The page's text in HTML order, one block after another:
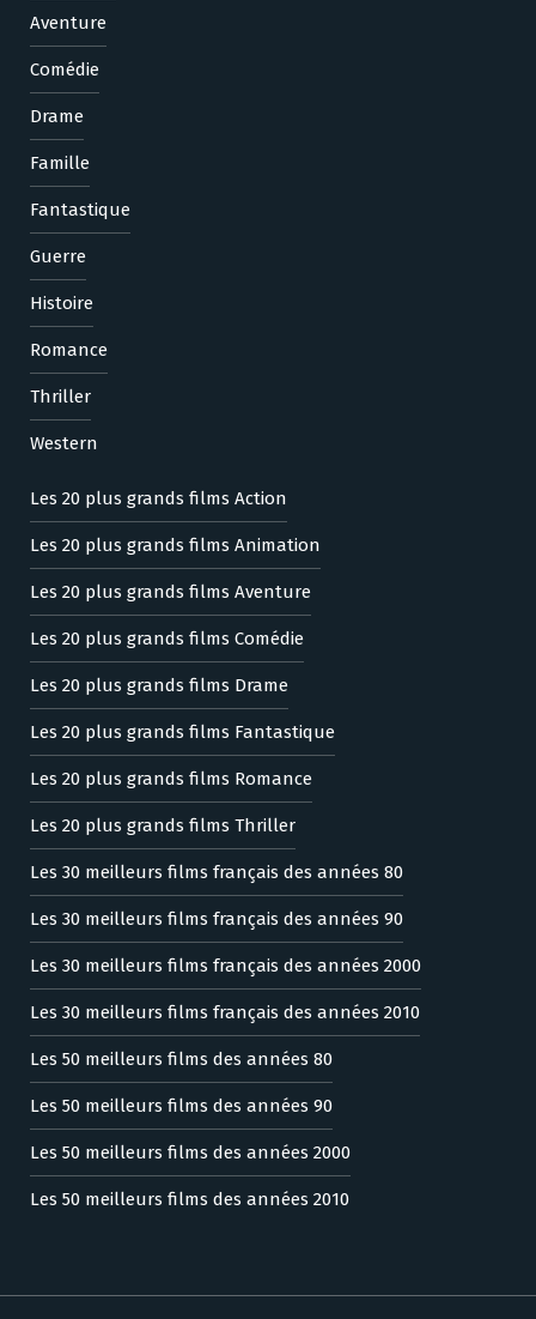
Aventure
Comédie
Drame
Famille
Fantastique
Guerre
Histoire
Romance
Thriller
Western
Les 20 plus grands films Action
Les 20 plus grands films Animation
Les 20 plus grands films Aventure
Les 20 plus grands films Comédie
Les 20 plus grands films Drame
Les 20 plus grands films Fantastique
Les 20 plus grands films Romance
Les 20 plus grands films Thriller
Les 30 meilleurs films français des années 80
Les 30 meilleurs films français des années 90
Les 30 meilleurs films français des années 2000
Les 30 meilleurs films français des années 2010
Les 50 meilleurs films des années 80
Les 50 meilleurs films des années 90
Les 50 meilleurs films des années 2000
Les 50 meilleurs films des années 2010